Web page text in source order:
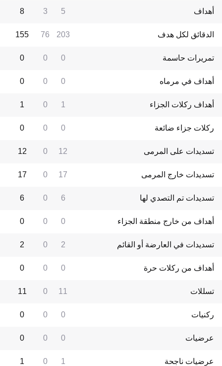
أهداف 5
3
8
الدقائق لكل هدف 203
76
155
تمريرات حاسمة 0
0
0
أهداف في مرماه 0
0
0
أهداف ركلات الجزاء 1
0
1
ركلات جزاء ضائعة 0
0
0
تسديدات على المرمى 12
0
12
تسديدات خارج المرمى 17
0
17
تسديدات تم التصدي لها 6
0
6
أهداف من خارج منطقة الجزاء 0
0
0
تسديدات في العارضة أو القائم 2
0
2
أهداف من ركلات حرة 0
0
0
تسللات 11
0
11
ركنيات 0
0
0
عرضيات 0
0
0
عرضيات ناجحة 1
0
1